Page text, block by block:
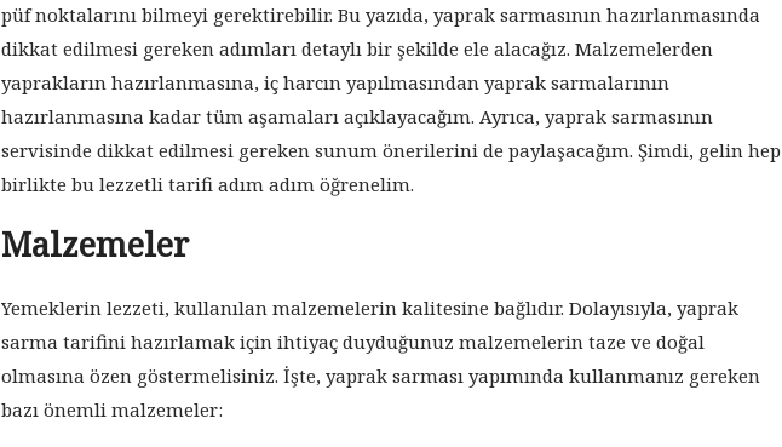
püf noktalarını bilmeyi gerektirebilir. Bu yazıda, yaprak sarmasının hazırlanmasında
dikkat edilmesi gereken adımları detaylı bir şekilde ele alacağız. Malzemelerden
yaprakların hazırlanmasına, iç harcın yapılmasından yaprak sarmalarının
hazırlanmasına kadar tüm aşamaları açıklayacağım. Ayrıca, yaprak sarmasının
servisinde dikkat edilmesi gereken sunum önerilerini de paylaşacağım. Şimdi, gelin hep
birlikte bu lezzetli tarifi adım adım öğrenelim.
Malzemeler
Yemeklerin lezzeti, kullanılan malzemelerin kalitesine bağlıdır. Dolayısıyla, yaprak
sarma tarifini hazırlamak için ihtiyaç duyduğunuz malzemelerin taze ve doğal
olmasına özen göstermelisiniz. İşte, yaprak sarması yapımında kullanmanız gereken
bazı önemli malzemeler: